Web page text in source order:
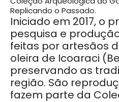
Replicando o Passado.
Iniciado em 2017, o
pesquisa e
feitas por artesãos
oleira de Icoaraci
preservando as
região. São
fazem parte da